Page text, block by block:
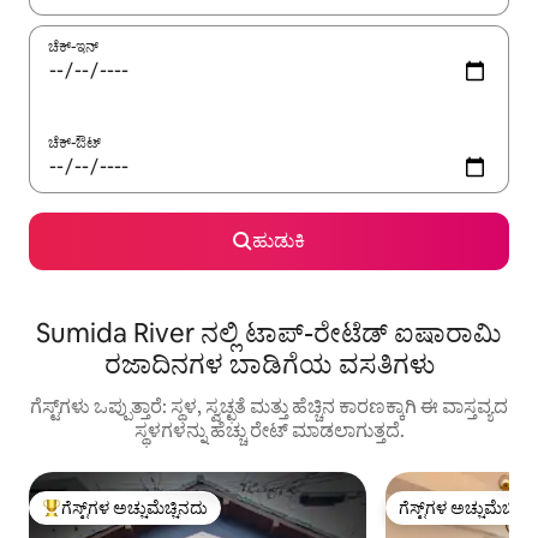
ಚೆಕ್-ಇನ್
ಚೆಕ್-ಔಟ್
ಹುಡುಕಿ
Sumida River ನಲ್ಲಿ ಟಾಪ್-ರೇಟೆಡ್ ಐಷಾರಾಮಿ
ರಜಾದಿನಗಳ ಬಾಡಿಗೆಯ ವಸತಿಗಳು
ಗೆಸ್ಟ್‌ಗಳು ಒಪ್ಪುತ್ತಾರೆ: ಸ್ಥಳ, ಸ್ವಚ್ಛತೆ ಮತ್ತು ಹೆಚ್ಚಿನ ಕಾರಣಕ್ಕಾಗಿ ಈ ವಾಸ್ತವ್ಯದ
ಸ್ಥಳಗಳನ್ನು ಹೆಚ್ಚು ರೇಟ್ ಮಾಡಲಾಗುತ್ತದೆ.
ಗೆಸ್ಟ್‌ಗಳಿಗೆ ಅತಿ ಹೆಚ್ಚು ಅಚ್ಚುಮೆಚ್ಚಿನದು
ಗೆಸ್ಟ್‌ಗಳ ಅಚ್ಚುಮೆಚ್ಚಿನದು ಗೆಸ್ಟ್‌ಗಳ
ಗೆಸ್ಟ್‌ಗಳ